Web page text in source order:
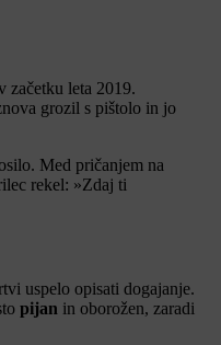
začetku leta 2019.
grozil s pištolo in jo
Med pričanjem na
rekel: »Zdaj ti
uspelo opisati dogajanje.
pijan in oborožen, zaradi